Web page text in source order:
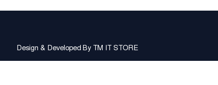
Design & Developed By TM IT STORE